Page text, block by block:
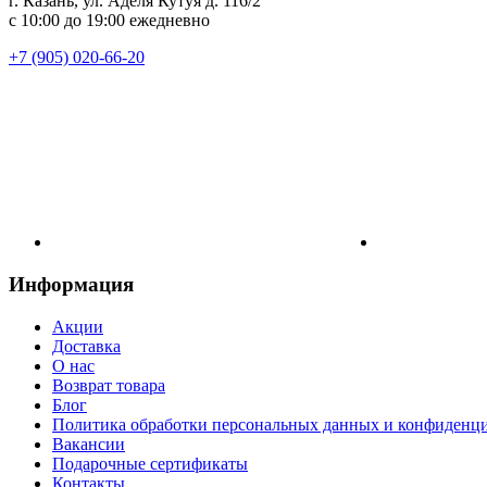
с 10:00 до 19:00 ежедневно
+7 (905) 020-66-20
Информация
Акции
Доставка
О нас
Возврат товара
Блог
Политика обработки персональных данных и
Вакансии
Подарочные сертификаты
Контакты